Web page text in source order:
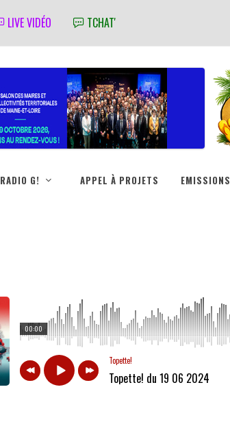
LIVE VIDÉO TCHAT'
RADIO G! APPEL À PROJETS EMISSIONS
00:00
Topette!
Topette! du 19 06 2024